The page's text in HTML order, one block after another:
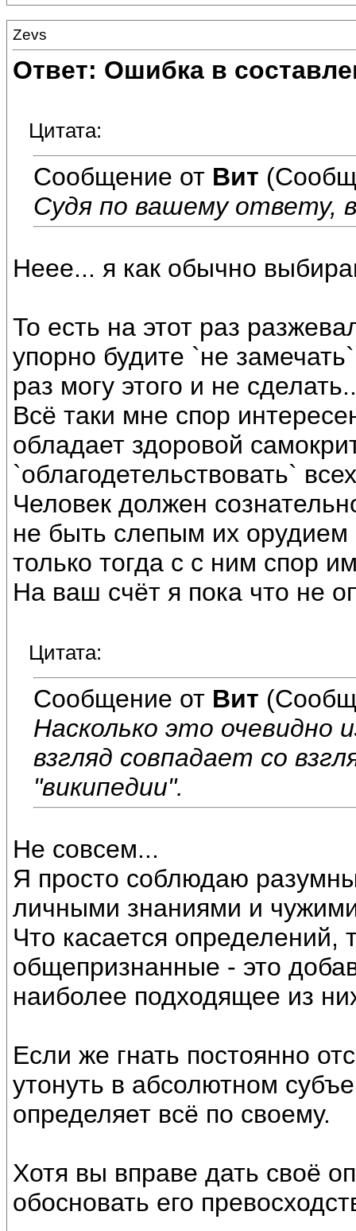
Zevs
Ответ: Ошибка в
Цитата:
Сообщение от Вит
Судя по вашему ответу,
Неее... я как обычно
То есть на этот раз
упорно будите `не
раз могу этого и не
Всё таки мне спор
обладает здоровой
`облагодетельствовать`
Человек должен
не быть слепым их орудием
только тогда с с ним спор
На ваш счёт я пока что не
Цитата:
Сообщение от Вит
Насколько это
взгляд совпадает со
"википедии".
Не совсем...
Я просто соблюдаю
личными знаниями и
Что касается определений,
общепризнанные - это
наиболее подходящее из
Если же гнать постоянно
утонуть в абсолютном
определяет всё по своему.
Хотя вы вправе дать своё
обосновать его